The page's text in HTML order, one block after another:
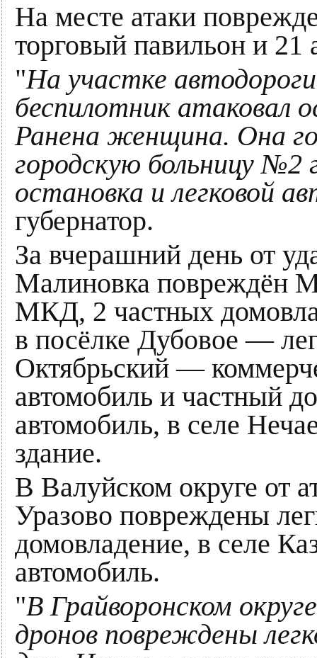
На месте атаки
торговый павильон и 21
"На участке
беспилотник атаковал
Ранена женщина. Она
городскую больницу №2
остановка и легковой
губернатор.
За вчерашний день от
Малиновка повреждён
МКД, 2 частных
в посёлке Дубовое —
Октябрьский —
автомобиль и частный
автомобиль, в селе
здание.
В Валуйском округе от
Уразово повреждены
домовладение, в селе
автомобиль.
"В Грайворонском
дронов повреждены